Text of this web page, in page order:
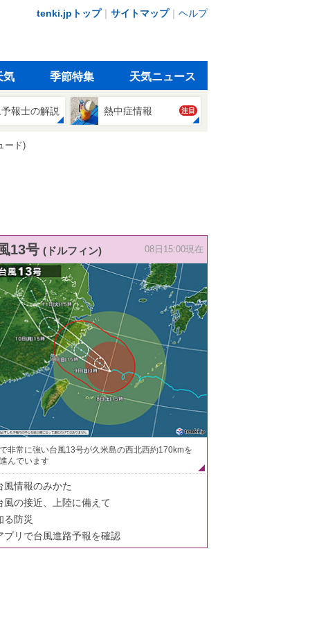
tenki.jpトップ｜ サイトマップ｜ ヘルプ
気 季節特集 天気ニュース
報士の解説 熱中症情報 注目
ード)
13号 (ドルフィン) 08日15:00現在
非常に強い台風13号が久米島の西北西約170kmを
んでいます
風情報のみかた
風の接近、上陸に備えて
る防災
プリで台風進路予報を確認